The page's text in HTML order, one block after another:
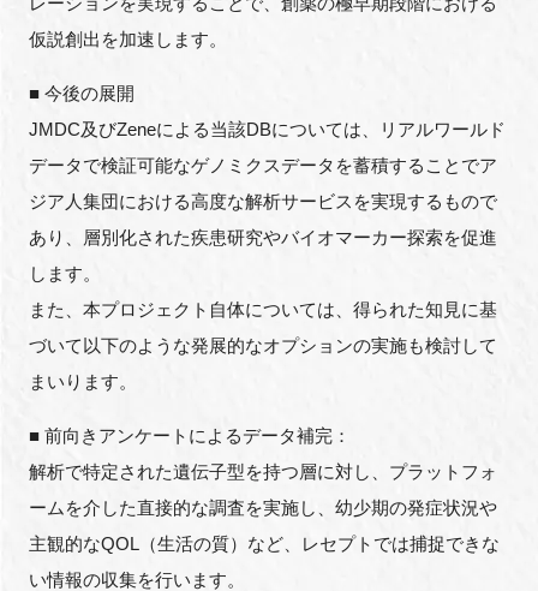
仮説創出を加速します。
■ 今後の展開
JMDC及びZeneによる当該DBについては、リアルワールド
データで検証可能なゲノミクスデータを蓄積することでア
ジア人集団における高度な解析サービスを実現するもので
あり、層別化された疾患研究やバイオマーカー探索を促進
します。
また、本プロジェクト自体については、得られた知見に基
づいて以下のような発展的なオプションの実施も検討して
まいります。
■ 前向きアンケートによるデータ補完：
解析で特定された遺伝子型を持つ層に対し、プラットフォ
ームを介した直接的な調査を実施し、幼少期の発症状況や
主観的なQOL（生活の質）など、レセプトでは捕捉できな
い情報の収集を行います。